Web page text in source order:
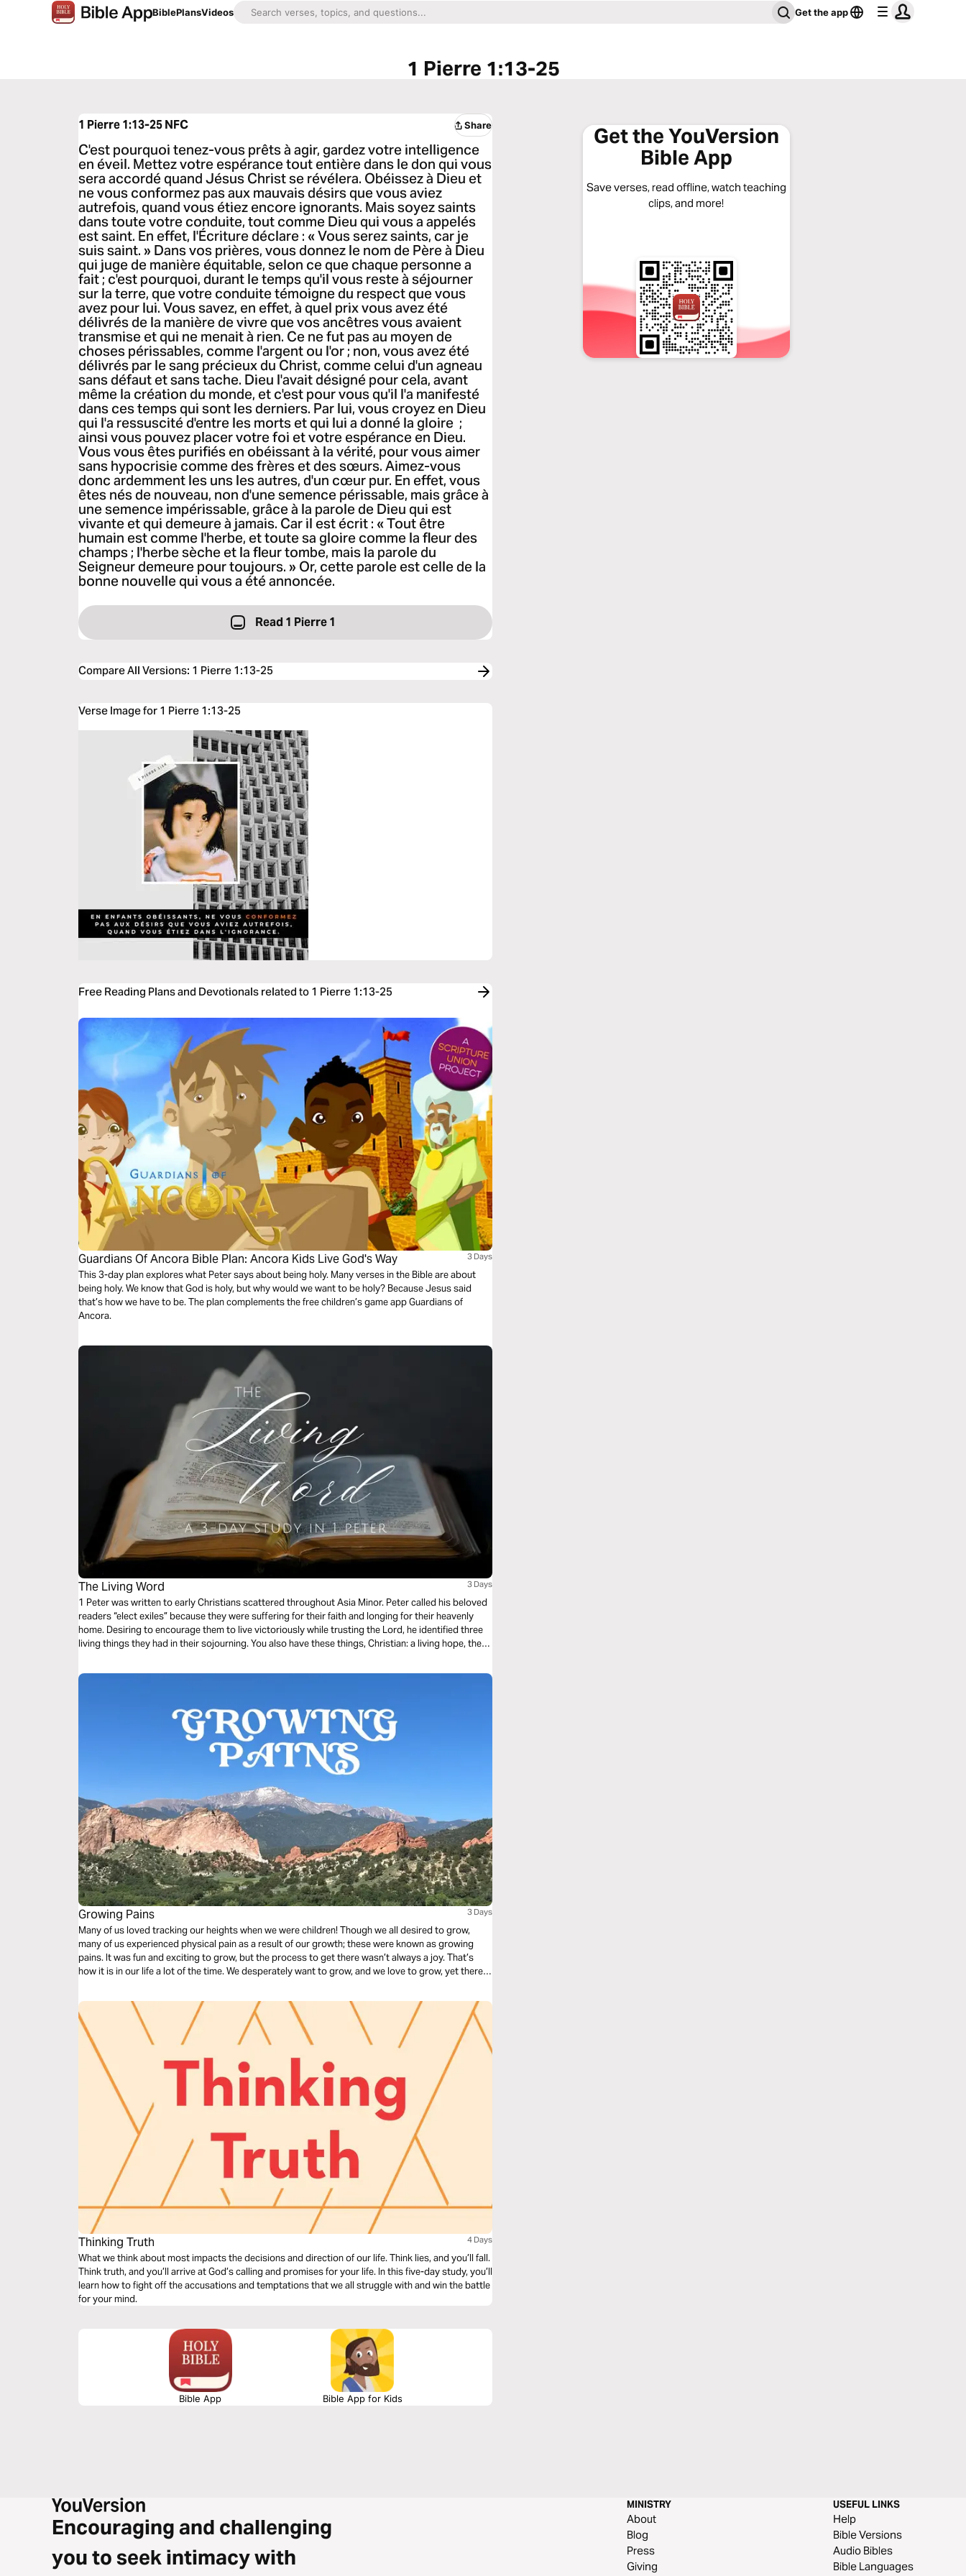
BiblePlansVideos Get the app
1 Pierre 1:13-25
1 Pierre 1:13-25NFC Share
C'est pourquoi tenez-vous prêts à agir, gardez votre intelligence
en éveil. Mettez votre espérance tout entière dans le don qui vous
sera accordé quand Jésus Christ se révélera. Obéissez à Dieu et
ne vous conformez pas aux mauvais désirs que vous aviez
autrefois, quand vous étiez encore ignorants. Mais soyez saints
dans toute votre conduite, tout comme Dieu qui vous a appelés
est saint. En effet, l'Écriture déclare : « Vous serez saints, car je
suis saint. » Dans vos prières, vous donnez le nom de Père à Dieu
qui juge de manière équitable, selon ce que chaque personne a
fait ; c'est pourquoi, durant le temps qu'il vous reste à séjourner
sur la terre, que votre conduite témoigne du respect que vous
avez pour lui. Vous savez, en effet, à quel prix vous avez été
délivrés de la manière de vivre que vos ancêtres vous avaient
transmise et qui ne menait à rien. Ce ne fut pas au moyen de
choses périssables, comme l'argent ou l'or ; non, vous avez été
délivrés par le sang précieux du Christ, comme celui d'un agneau
sans défaut et sans tache. Dieu l'avait désigné pour cela, avant
même la création du monde, et c'est pour vous qu'il l'a manifesté
dans ces temps qui sont les derniers. Par lui, vous croyez en Dieu
qui l'a ressuscité d'entre les morts et qui lui a donné la gloire ;
ainsi vous pouvez placer votre foi et votre espérance en Dieu.
Vous vous êtes purifiés en obéissant à la vérité, pour vous aimer
sans hypocrisie comme des frères et des sœurs. Aimez-vous
donc ardemment les uns les autres, d'un cœur pur. En effet, vous
êtes nés de nouveau, non d'une semence périssable, mais grâce à
une semence impérissable, grâce à la parole de Dieu qui est
vivante et qui demeure à jamais. Car il est écrit : « Tout être
humain est comme l'herbe, et toute sa gloire comme la fleur des
champs ; l'herbe sèche et la fleur tombe, mais la parole du
Seigneur demeure pour toujours. » Or, cette parole est celle de la
bonne nouvelle qui vous a été annoncée.
Read 1 Pierre 1
Compare All Versions: 1 Pierre 1:13-25
Verse Image for 1 Pierre 1:13-25
Free Reading Plans and Devotionals related to 1 Pierre 1:13-25
Guardians Of Ancora Bible Plan: Ancora Kids Live God's Way 3 Days
This 3-day plan explores what Peter says about being holy. Many verses in the Bible are about
being holy. We know that God is holy, but why would we want to be holy? Because Jesus said
that’s how we have to be. The plan complements the free children’s game app Guardians of
Ancora.
The Living Word 3 Days
1 Peter was written to early Christians scattered throughout Asia Minor. Peter called his beloved
readers “elect exiles” because they were suffering for their faith and longing for their heavenly
home. Desiring to encourage them to live victoriously while trusting the Lord, he identified three
living things they had in their sojourning. You also have these things, Christian: a living hope, the
Growing Pains 3 Days
Many of us loved tracking our heights when we were children! Though we all desired to grow,
many of us experienced physical pain as a result of our growth; these were known as growing
pains. It was fun and exciting to grow, but the process to get there wasn’t always a joy. That’s
how it is in our life a lot of the time. We desperately want to grow, and we love to grow, yet there is
admist life's inevitable growing pains.
Thinking Truth 4 Days
What we think about most impacts the decisions and direction of our life. Think lies, and you’ll fall.
Think truth, and you’ll arrive at God’s calling and promises for your life. In this five-day study, you’ll
learn how to fight off the accusations and temptations that we all struggle with and win the battle
for your mind.
Bible App Bible App for Kids
Get the YouVersion
Bible App
Save verses, read offline, watch teaching
clips, and more!
Encouraging and challenging
you to seek intimacy with
MINISTRY
About
Blog
Press
Giving
USEFUL LINKS
Help
Bible Versions
Audio Bibles
Bible Languages